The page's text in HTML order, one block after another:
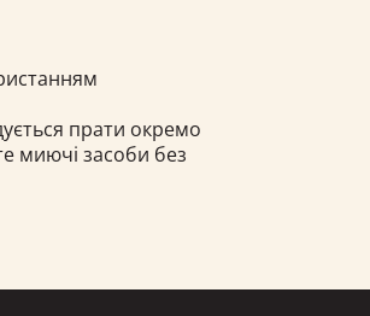
прати окремо
миючі засоби без